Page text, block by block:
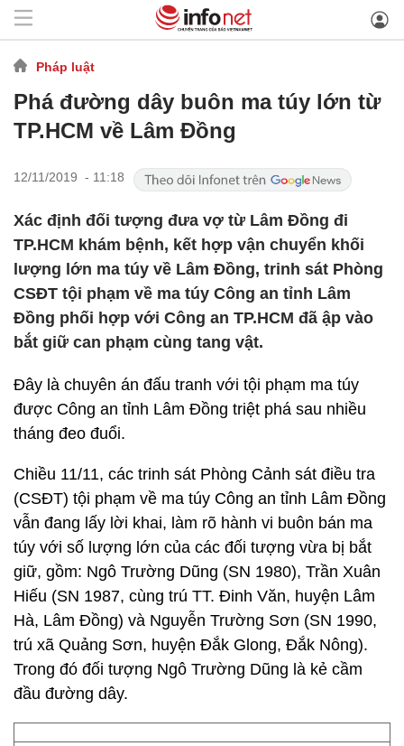
Pháp luật
Phá đường dây buôn ma túy lớn từ
TP.HCM về Lâm Đồng
12/11/2019 - 11:18
Xác định đối tượng đưa vợ từ Lâm Đồng đi
TP.HCM khám bệnh, kết hợp vận chuyển khối
lượng lớn ma túy về Lâm Đồng, trinh sát Phòng
CSĐT tội phạm về ma túy Công an tỉnh Lâm
Đồng phối hợp với Công an TP.HCM đã ập vào
bắt giữ can phạm cùng tang vật.
Đây là chuyên án đấu tranh với tội phạm ma túy
được Công an tỉnh Lâm Đồng triệt phá sau nhiều
tháng đeo đuổi.
Chiều 11/11, các trinh sát Phòng Cảnh sát điều tra
(CSĐT) tội phạm về ma túy Công an tỉnh Lâm Đồng
vẫn đang lấy lời khai, làm rõ hành vi buôn bán ma
túy với số lượng lớn của các đối tượng vừa bị bắt
giữ, gồm: Ngô Trường Dũng (SN 1980), Trần Xuân
Hiếu (SN 1987, cùng trú TT. Đinh Văn, huyện Lâm
Hà, Lâm Đồng) và Nguyễn Trường Sơn (SN 1990,
trú xã Quảng Sơn, huyện Đắk Glong, Đắk Nông).
Trong đó đối tượng Ngô Trường Dũng là kẻ cầm
đầu đường dây.